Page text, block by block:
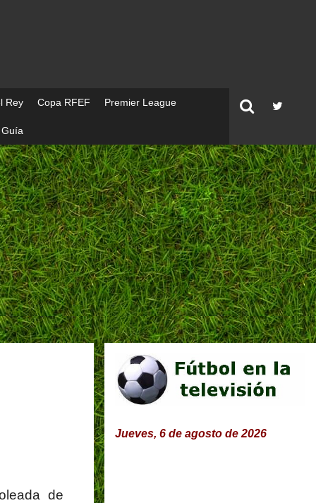
Rey Copa RFEF Premier League
Guía
de
Jueves, 6 de agosto de 2026